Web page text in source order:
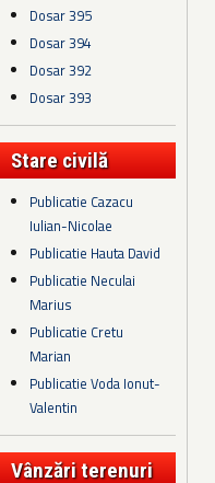
Dosar 395
Dosar 394
Dosar 392
Dosar 393
Stare civilă
Publicatie Cazacu
Iulian-Nicolae
Publicatie Hauta David
Publicatie Neculai
Marius
Publicatie Cretu
Marian
Publicatie Voda Ionut-
Valentin
Vânzări terenuri